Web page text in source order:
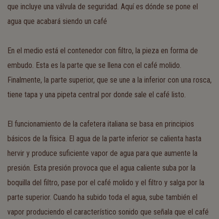
que incluye una válvula de seguridad. Aquí es dónde se pone el
agua que acabará siendo un café
En el medio está el contenedor con filtro, la pieza en forma de
embudo. Esta es la parte que se llena con el café molido.
Finalmente, la parte superior, que se une a la inferior con una rosca,
tiene tapa y una pipeta central por donde sale el café listo.
El funcionamiento de la cafetera italiana se basa en principios
básicos de la física. El agua de la parte inferior se calienta hasta
hervir y produce suficiente vapor de agua para que aumente la
presión. Esta presión provoca que el agua caliente suba por la
boquilla del filtro, pase por el café molido y el filtro y salga por la
parte superior. Cuando ha subido toda el agua, sube también el
vapor produciendo el característico sonido que señala que el café